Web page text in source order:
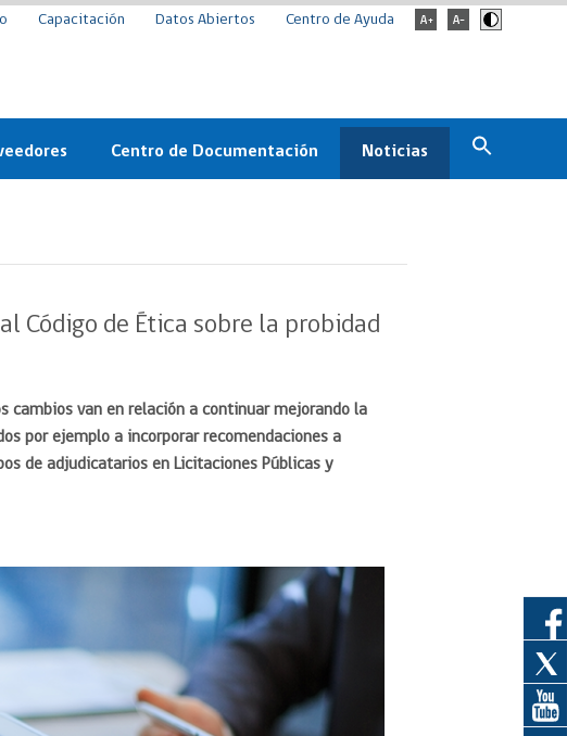
Capacitación Datos Abiertos Centro de Ayuda
Marco
para obtener el
Centro de Documentación Noticias
Archivo de noticias
Boletines
ChileCompra
Casos de éxito
Código de Ética sobre la probidad
cambios van en relación a continuar mejorando la
por ejemplo a incorporar recomendaciones a
de adjudicatarios en Licitaciones Públicas y